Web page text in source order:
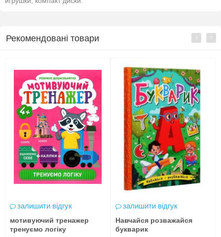
Рекомендовані товари
залишити відгук
мотивуючий тренажер
тренуємо логіку
залишити відгук
Навчайся розважайся
букварик